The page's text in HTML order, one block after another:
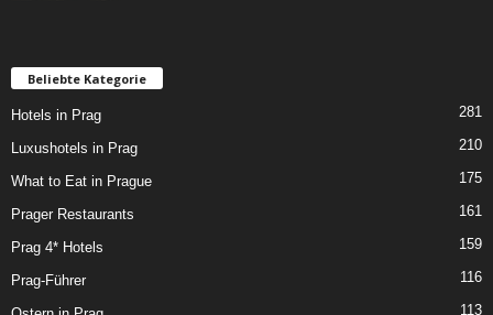
Beliebte Kategorie
Hotels in Prag 281
Luxushotels in Prag 210
What to Eat in Prague 175
Prager Restaurants 161
Prag 4* Hotels 159
Prag-Führer 116
113